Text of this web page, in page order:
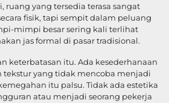
ruang yang tersedia terasa sangat
fisik, tapi sempit dalam peluang
mimpi besar sering kali terlihat
jas formal di pasar tradisional.
keterbatasan itu. Ada kesederhanaan
tekstur yang tidak mencoba menjadi
itu palsu. Tidak ada estetika
atau menjadi seorang pekerja